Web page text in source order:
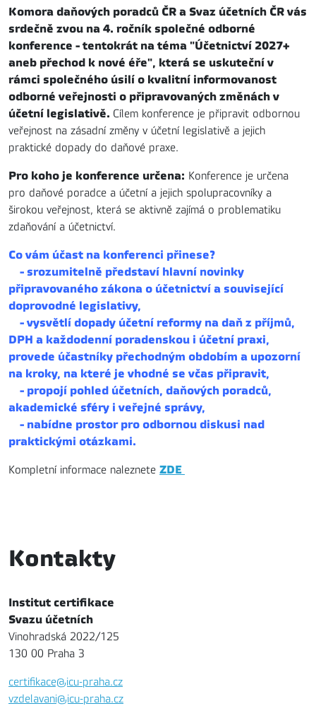
Komora daňových poradců ČR a Svaz účetních ČR vás
srdečně zvou na 4. ročník společné odborné
konference - tentokrát na téma "Účetnictví 2027+
aneb přechod k nové éře", která se uskuteční v
rámci společného úsilí o kvalitní informovanost
odborné veřejnosti o připravovaných změnách v
účetní legislativě. Cílem konference je připravit odbornou
veřejnost na zásadní změny v účetní legislativě a jejich
praktické dopady do daňové praxe.
Pro koho je konference určena: Konference je určena
pro daňové poradce a účetní a jejich spolupracovníky a
širokou veřejnost, která se aktivně zajímá o problematiku
zdaňování a účetnictví.
Co vám účast na konferenci přinese?
- srozumitelně představí hlavní novinky
připravovaného zákona o účetnictví a související
doprovodné legislativy,
- vysvětlí dopady účetní reformy na daň z příjmů,
DPH a každodenní poradenskou i účetní praxi,
provede účastníky přechodným obdobím a upozorní
na kroky, na které je vhodné se včas připravit,
- propojí pohled účetních, daňových poradců,
akademické sféry i veřejné správy,
- nabídne prostor pro odbornou diskusi nad
praktickými otázkami.
Kompletní informace naleznete ZDE
Kontakty
Institut certifikace
Svazu účetních
Vinohradská 2022/125
130 00 Praha 3
certifikace@icu-praha.cz
vzdelavani@icu-praha.cz